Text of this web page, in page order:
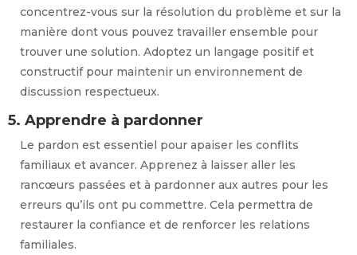
concentrez-vous sur la résolution du problème et sur la
manière dont vous pouvez travailler ensemble pour
trouver une solution. Adoptez un langage positif et
constructif pour maintenir un environnement de
discussion respectueux.
5. Apprendre à pardonner
Le pardon est essentiel pour apaiser les conflits
familiaux et avancer. Apprenez à laisser aller les
rancœurs passées et à pardonner aux autres pour les
erreurs qu’ils ont pu commettre. Cela permettra de
restaurer la confiance et de renforcer les relations
familiales.